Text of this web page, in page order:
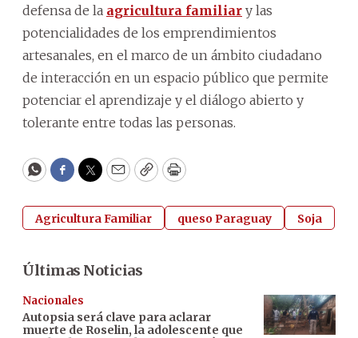
defensa de la agricultura familiar y las
potencialidades de los emprendimientos
artesanales, en el marco de un ámbito ciudadano
de interacción en un espacio público que permite
potenciar el aprendizaje y el diálogo abierto y
tolerante entre todas las personas.
WhatsApp
Facebook
Twitter
EmailCopyPrint
Agricultura Familiar queso Paraguay Soja
Últimas Noticias
Nacionales
Autopsia será clave para aclarar
muerte de Roselin, la adolescente que